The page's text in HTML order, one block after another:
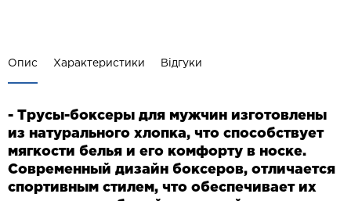
Опис Характеристики Відгуки
- Трусы-боксеры для мужчин изготовлены
из натурального хлопка, что способствует
мягкости белья и его комфорту в носке.
Современный дизайн боксеров, отличается
спортивным стилем, что обеспечивает их